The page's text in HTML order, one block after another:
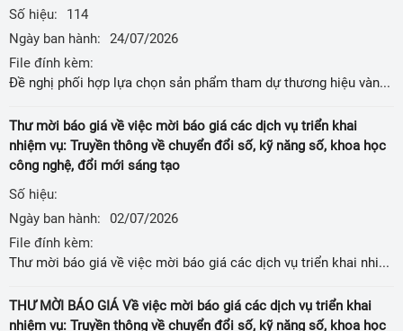
Số hiệu:
114
Ngày ban hành:
24/07/2026
File đính kèm:
Đề nghị phối hợp lựa chọn sản phẩm tham dự thương hiệu vàng nông nghiệp việt nam 2026
Thư mời báo giá về việc mời báo giá các dịch vụ triển khai
nhiệm vụ: Truyền thông về chuyển đổi số, kỹ năng số, khoa học
công nghệ, đổi mới sáng tạo
Số hiệu:
Ngày ban hành:
02/07/2026
File đính kèm:
Thư mời báo giá về việc mời báo giá các dịch vụ triển khai nhiệm vụ: Truyền thông về chuyển đổi số, kỹ năng số, khoa học công nghệ, đổi mới sáng tạo
THƯ MỜI BÁO GIÁ Về việc mời báo giá các dịch vụ triển khai
nhiệm vụ: Truyền thông về chuyển đổi số, kỹ năng số, khoa học